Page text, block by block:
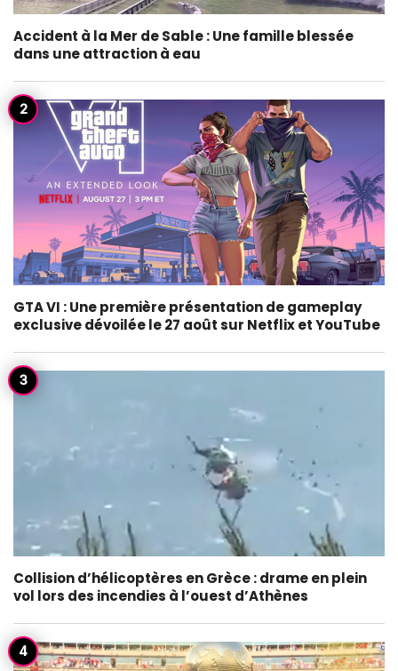
Accident à la Mer de Sable : Une famille blessée
dans une attraction à eau
GTA VI : Une première présentation de gameplay
exclusive dévoilée le 27 août sur Netflix et YouTube
Collision d’hélicoptères en Grèce : drame en plein
vol lors des incendies à l’ouest d’Athènes